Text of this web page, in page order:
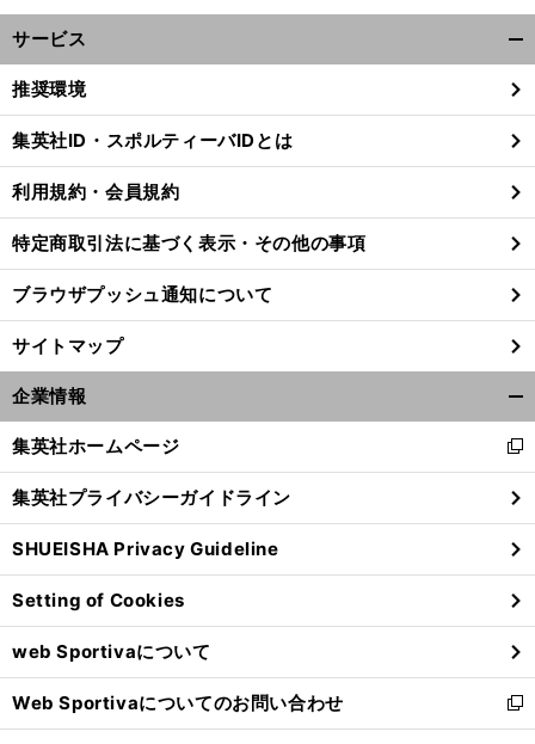
サービス
閉
る
推奨環境
集英社ID・スポルティーバIDとは
利用規約・会員規約
特定商取引法に基づく表示・その他の事項
ブラウザプッシュ通知について
サイトマップ
企業情報
閉
る
集英社ホームページ
新
し
い
ウ
ィ
ン
ド
ウ
で
開
く
集英社プライバシーガイドライン
SHUEISHA Privacy Guideline
Setting of Cookies
web Sportivaについて
Web Sportivaについてのお問い合わせ
新
し